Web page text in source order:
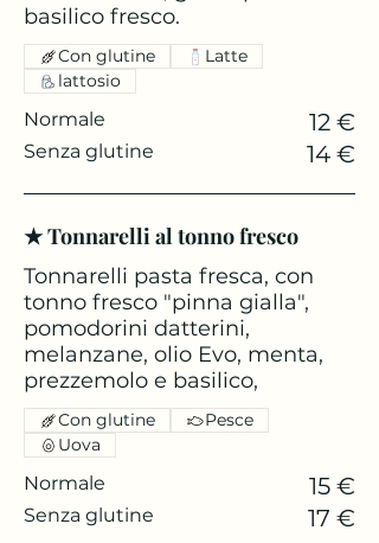
basilico fresco.
Normale 12 €
Senza glutine 14 €
Con glutine
Latte
lattosio
★ Tonnarelli al tonno fresco
Tonnarelli pasta fresca, con
tonno fresco "pinna gialla",
pomodorini datterini,
melanzane, olio Evo, menta,
prezzemolo e basilico,
Normale 15 €
Senza glutine 17 €
Con glutine
Pesce
Uova